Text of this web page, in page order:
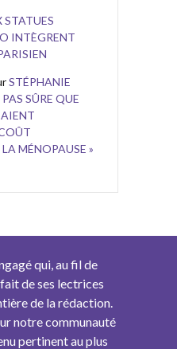
STATUES
INTÈGRENT
STÉPHANIE
SÛRE QUE
AIENT
MÉNOPAUSE »
qui, au fil de
de ses lectrices
de la rédaction.
notre communauté
pertinent au plus